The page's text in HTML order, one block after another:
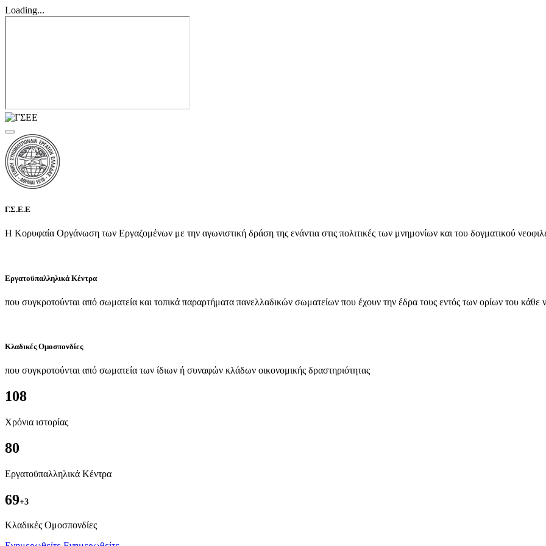
Loading...
Γ.Σ.Ε.Ε
Η Κορυφαία Οργάνωση των Εργαζομένων με την αγωνιστική δράση της ενάντια στις πολιτικές των μνημονίων και του δογματικού
Εργατοϋπαλληλικά Κέντρα
που συγκροτούνται από σωματεία και τοπικά παραρτήματα πανελλαδικών σωματείων που έχουν την έδρα τους εντός των ορίων του κάθε
Κλαδικές Ομοσπονδίες
που συγκροτούνται από σωματεία των ίδιων ή συναφών κλάδων οικονομικής δραστηριότητας
108
Χρόνια ιστορίας
80
Εργατοϋπαλληλικά Κέντρα
69+3
Kλαδικές Ομοσπονδίες